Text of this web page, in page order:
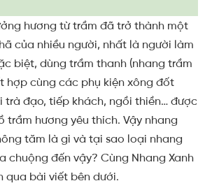
hương từ trầm đã trở thành một
của nhiều người, nhất là người làm
biệt, dùng trầm thanh (nhang trầm
hợp cùng các phụ kiện xông đốt
trà đạo, tiếp khách, ngồi thiền… được
trầm hương yêu thích. Vậy nhang
tăm là gì và tại sao loại nhang
chuộng đến vậy? Cùng Nhang Xanh
qua bài viết bên dưới.